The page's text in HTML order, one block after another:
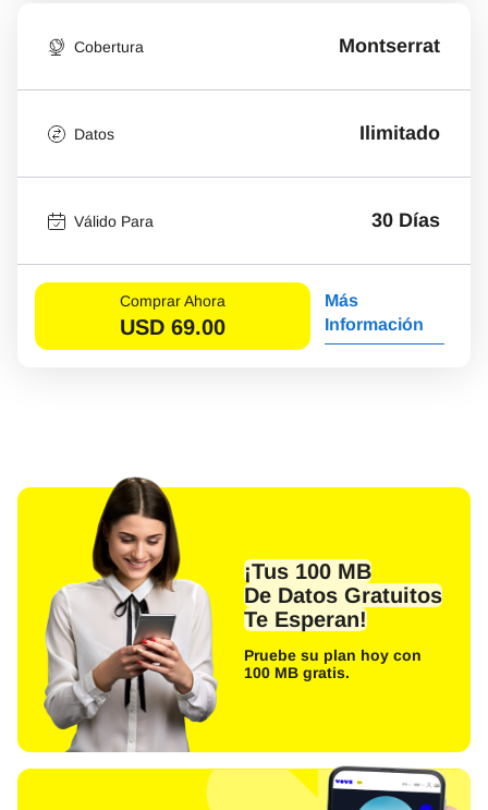
Cobertura Montserrat
Datos Ilimitado
Válido Para 30 Días
Comprar Ahora
USD 69.00
Más
Información
¡Tus 100 MB
De Datos Gratuitos
Te Esperan!
Pruebe su plan hoy con
100 MB gratis.